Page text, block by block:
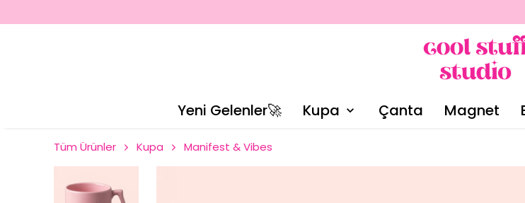
Yeni Gelenler🚀 Kupa Çanta Magnet
Tüm Ürünler Kupa Manifest & Vibes